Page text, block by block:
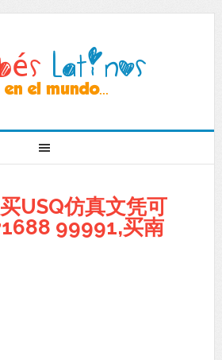
USQ仿真文凭可
99991,买南